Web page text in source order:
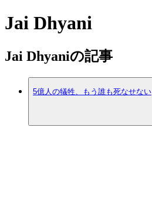
Jai Dhyani
Jai Dhyaniの記事
5億人の犠牲、もう誰も死なせない